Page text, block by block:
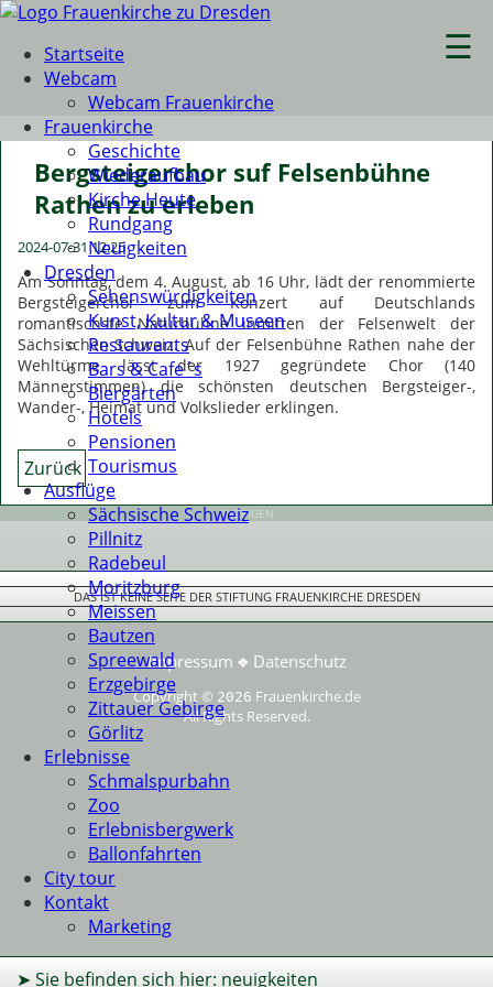
☰
Startseite
Webcam
Webcam Frauenkirche
Frauenkirche
Geschichte
Wiederaufbau
Kirche Heute
Rundgang
Neuigkeiten
Dresden
Sehenswürdigkeiten
Kunst, Kultur & Museen
Restaurants
Bars & Cafe´s
Biergärten
Hotels
Pensionen
Tourismus
Ausflüge
Sächsische Schweiz
Pillnitz
Radebeul
Moritzburg
Meissen
Bautzen
Spreewald
Erzgebirge
Zittauer Gebirge
Görlitz
Erlebnisse
Schmalspurbahn
Zoo
Erlebnisbergwerk
Ballonfahrten
City tour
Kontakt
Marketing
➤ Sie befinden sich hier: neuigkeiten
Bergsteigerchor suf Felsenbühne
Rathen zu erleben
2024-07-31 12:25
Am Sonntag, dem 4. August, ab 16 Uhr, lädt der renommierte
Bergsteigerchor zum Konzert auf Deutschlands
romantischste Naturbühne inmitten der Felsenwelt der
Sächsischen Schweiz. Auf der Felsenbühne Rathen nahe der
Wehltürme lässt der 1927 gegründete Chor (140
Männerstimmen) die schönsten deutschen Bergsteiger-,
Wander-, Heimat und Volkslieder erklingen.
Zurück
ANZEIGEN
DAS IST KEINE SEITE DER STIFTUNG FRAUENKIRCHE DRESDEN
Impressum ❖ Datenschutz
Copyright © 2026 Frauenkirche.de
All Rights Reserved.